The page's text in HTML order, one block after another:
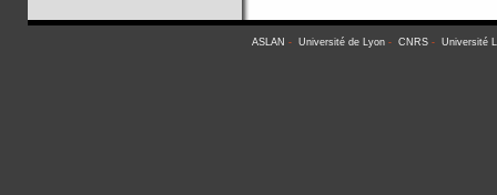
ASLAN - Université de Lyon- CNRS- Université